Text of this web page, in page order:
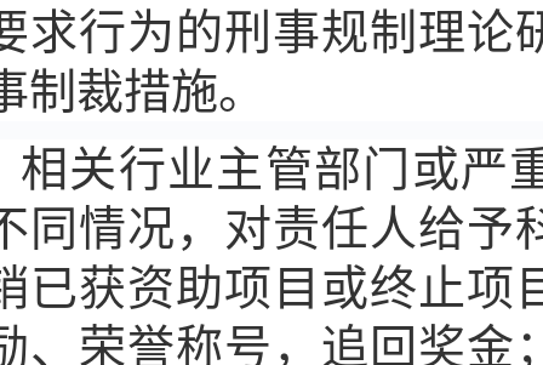
求行为的刑事规制理论
制裁措施。
相关行业主管部门或严
同情况，对责任人给予
已获资助项目或终止项
、荣誉称号，追回奖金